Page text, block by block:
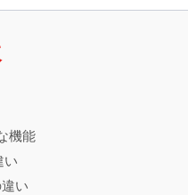
機能
い
い